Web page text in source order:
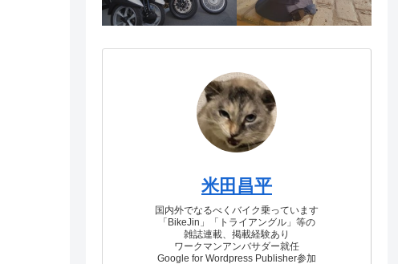
米田昌平
国内外でなるべくバイク乗っています
「BikeJin」「トライアングル」等の
雑誌連載、掲載経験あり
ワークマンアンバサダー就任
Google for Wordpress Publisher参加